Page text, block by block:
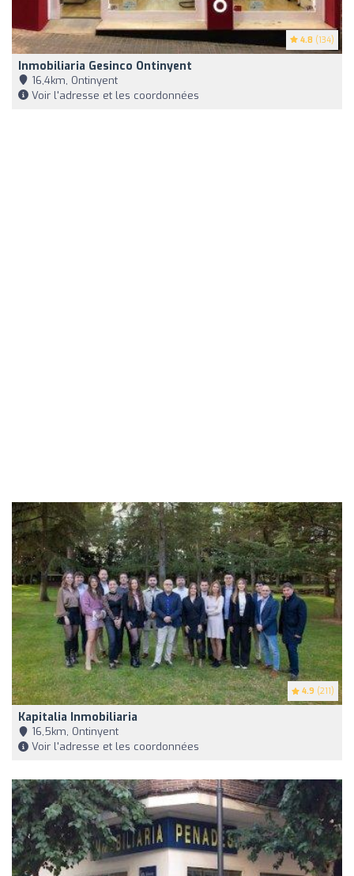
4.8 (134)
Inmobiliaria Gesinco Ontinyent
16,4km, Ontinyent
Voir l'adresse et les coordonnées
4.9 (211)
Kapitalia Inmobiliaria
16,5km, Ontinyent
Voir l'adresse et les coordonnées